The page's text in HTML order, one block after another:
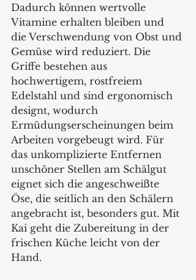
Dadurch können wertvolle
Vitamine erhalten bleiben und
die Verschwendung von Obst und
Gemüse wird reduziert. Die
Griffe bestehen aus
hochwertigem, rostfreiem
Edelstahl und sind ergonomisch
designt, wodurch
Ermüdungserscheinungen beim
Arbeiten vorgebeugt wird. Für
das unkomplizierte Entfernen
unschöner Stellen am Schälgut
eignet sich die angeschweißte
Öse, die seitlich an den Schälern
angebracht ist, besonders gut. Mit
Kai geht die Zubereitung in der
frischen Küche leicht von der
Hand.